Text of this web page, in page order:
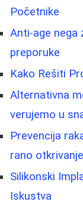
Početnike
Anti-age nega
preporuke
Kako Rešiti
Alternativna
verujemo u
Prevencija
rano otkrivanje
Silikonski
Iskustva